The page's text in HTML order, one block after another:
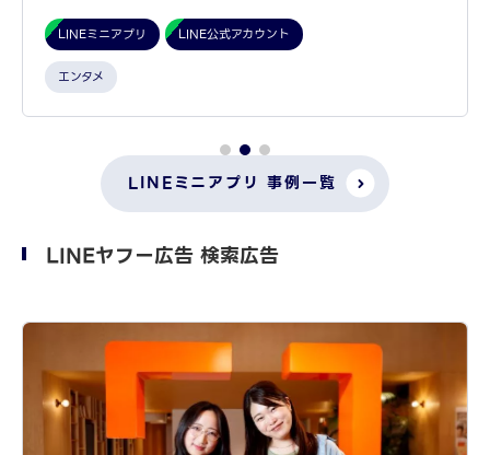
LINEミニアプリ LINE公式アカウント
エンタメ
LINEミニアプリ 事例一覧
LINEヤフー広告 検索広告